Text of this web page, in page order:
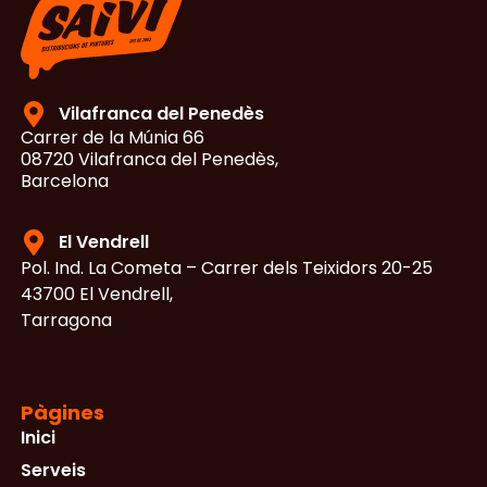
Vilafranca del Penedès
Carrer de la Múnia 66
08720 Vilafranca del Penedès,
Barcelona
El Vendrell
Pol. Ind. La Cometa – Carrer dels Teixidors 20-25
43700 El Vendrell,
Tarragona
Pàgines
Inici
Serveis